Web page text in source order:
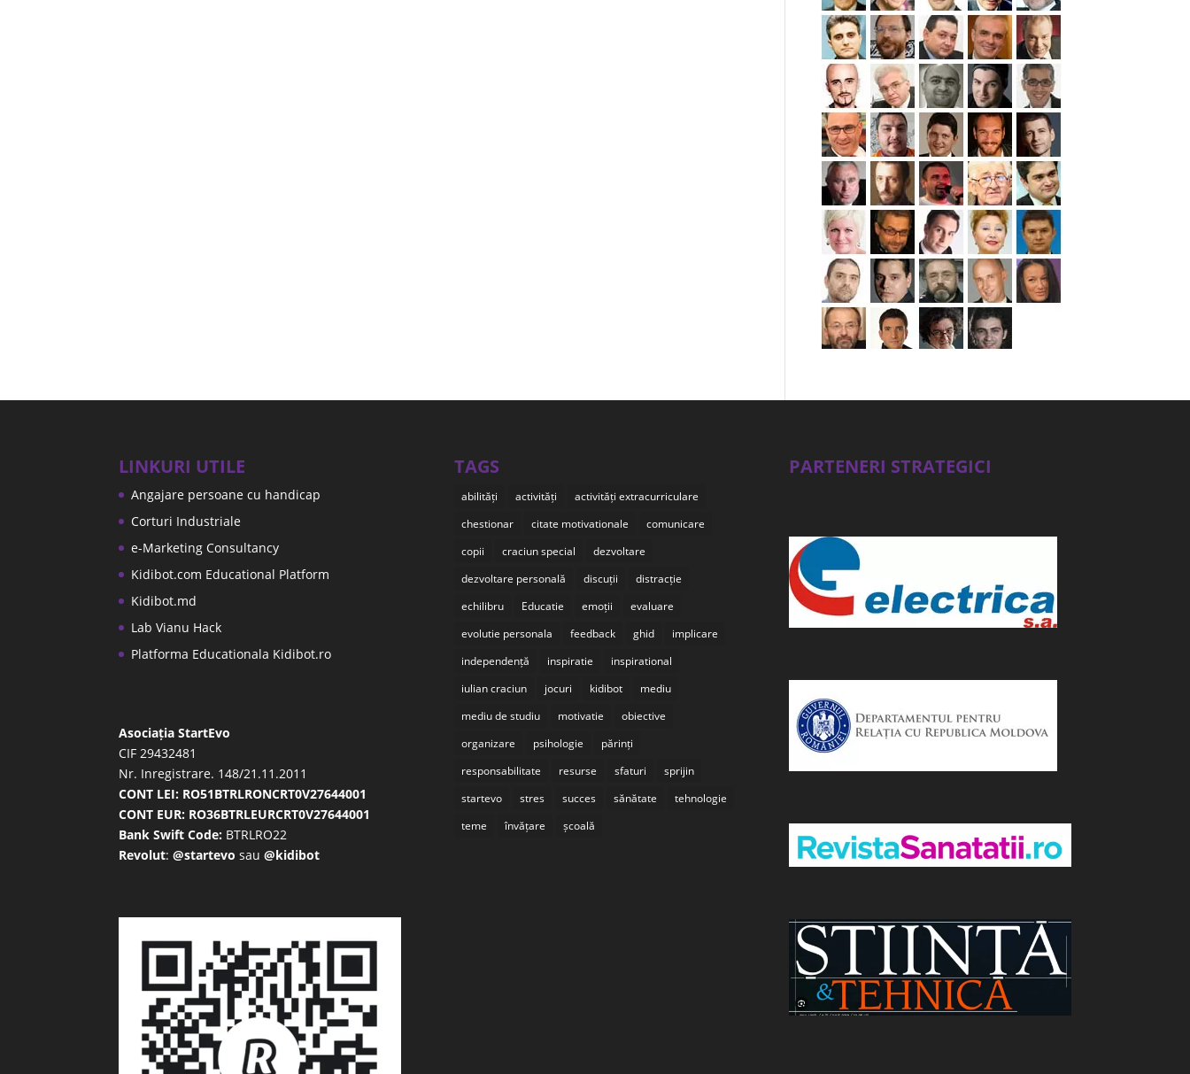
LINKURI UTILE
Angajare persoane cu handicap
Corturi Industriale
e-Marketing Consultancy
Kidibot.com Educational Platform
Kidibot.md
Lab Vianu Hack
Platforma Educationala Kidibot.ro
Asociația StartEvo
CIF 29432481
Nr. Inregistrare. 148/21.11.2011
CONT LEI: RO51BTRLRONCRT0V27644001
CONT EUR: RO36BTRLEURCRT0V27644001
Bank Swift Code: BTRLRO22
Revolut:@startevo sau@kidibot
TAGS
abilități activități
activități extracurriculare
chestionar
citate motivationale
comunicare
copii
craciun special
dezvoltare
dezvoltare personală
discuții
distracție
echilibru
Educatie emoții
evaluare
evolutie personala
feedback ghid
implicare
independență
inspiratie
inspirational
iulian craciun
jocuri kidibot
mediu
mediu de studiu
motivatie
obiective
organizare
psihologie
părinți
responsabilitate
resurse sfaturi
sprijin
startevo
stres succes sănătate
tehnologie
teme
învățare școală
PARTENERI STRATEGICI